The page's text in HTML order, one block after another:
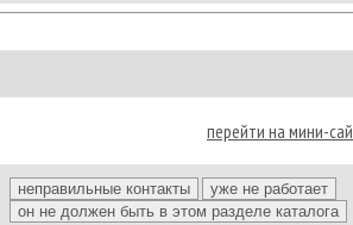
перейти на мини-